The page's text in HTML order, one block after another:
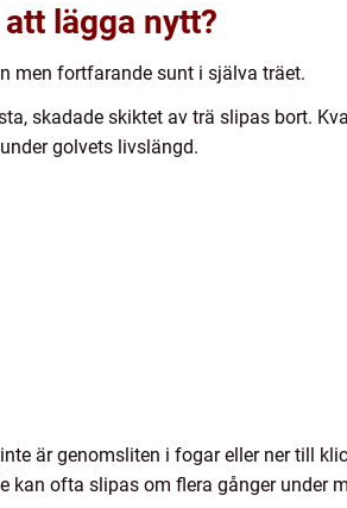
lägga nytt?
men fortfarande sunt i själva träet.
skadade skiktet av trä slipas bort.
golvets livslängd.
är genomsliten i fogar eller ner till
ofta slipas om flera gånger under